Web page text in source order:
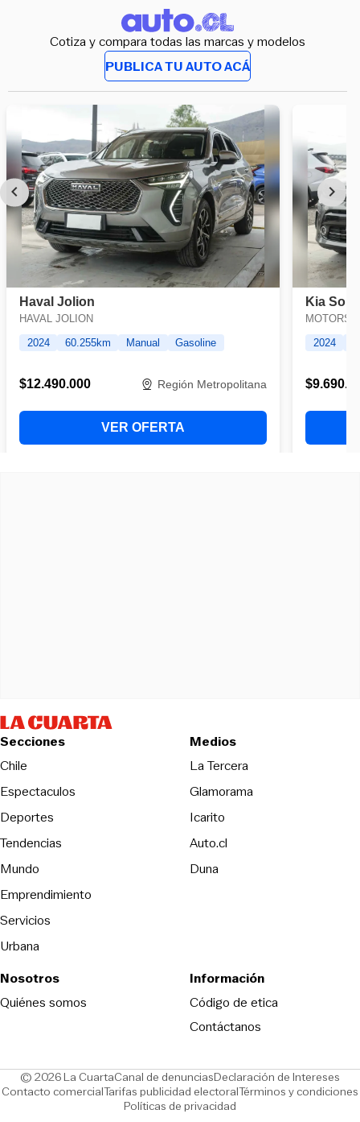
Cotiza y compara todas las marcas y modelos
PUBLICA TU AUTO ACÁ
Secciones
Chile
Espectaculos
Deportes
Tendencias
Mundo
Emprendimiento
Servicios
Urbana
Medios
La TerceraOpens in new
Glamorama
Icarito
Auto.cl
DunaOpens in new window
Nosotros
Quiénes somos
Información
Código de eticaOpens in new
Contáctanos
© 2026 La CuartaCanal de denunciasOpens in new window
Declaración de Intereses
Contacto comercialOpens in new window
Tarifas publicidad electoralOpens in new window
Términos y condiciones
Políticas de privacidad